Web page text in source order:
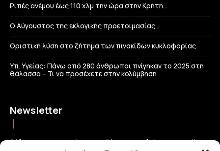
Ριπές ανέμου έως 110 χλμ την ώρα στην Κρήτη…
Ο Αύγουστος της εκλογικής προετοιμασίας…
Οριστική λύση στο ζήτημα των πινακίδων κυκλοφορίας
Υπ. Υγείας: Πάνω από 280 άνθρωποι πνίγηκαν το 2025 στη
θάλασσα – Τι να προσέχετε στην κολύμβηση
Newsletter
Λάβετε τις σημαντικότερες ειδήσεις απευθείας στο email σας